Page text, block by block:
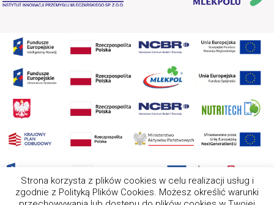
Strona korzysta z plików cookies w celu realizacji usług i
zgodnie z Polityką Plików Cookies. Możesz określić warunki